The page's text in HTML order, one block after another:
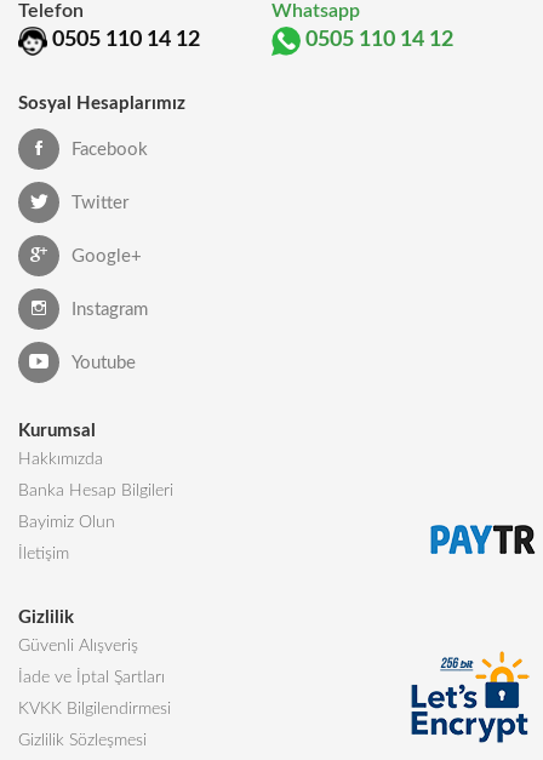
Telefon
0505 110 14 12
Whatsapp
0505 110 14 12
Sosyal Hesaplarımız
Facebook
Twitter
Google+
Instagram
Youtube
Kurumsal
Hakkımızda
Banka Hesap Bilgileri
Bayimiz Olun
İletişim
Gizlilik
Güvenli Alışveriş
İade ve İptal Şartları
KVKK Bilgilendirmesi
Gizlilik Sözleşmesi